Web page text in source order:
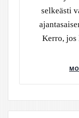
selkeästi
Kerro, jos